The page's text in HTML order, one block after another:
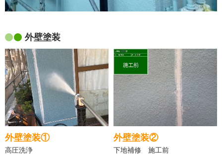
外壁塗装
外壁塗装①
高圧洗浄
外壁塗装②
下地補修 施工前